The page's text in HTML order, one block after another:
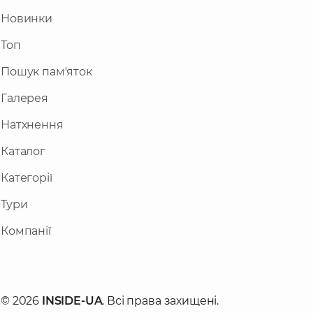
Новинки
Топ
Пошук пам'яток
Галерея
Натхнення
Каталог
Категорії
Тури
Компанії
© 2026 INSIDE-UA. Всі права захищені.